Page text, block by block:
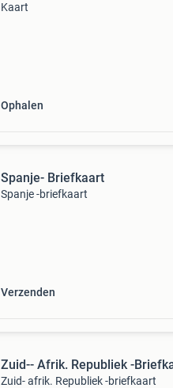
Kaart
Ophalen
Spanje- Briefkaart
Spanje -briefkaart
Verzenden
Zuid-- Afrik. Republiek -
Zuid- afrik. Republiek -briefkaart